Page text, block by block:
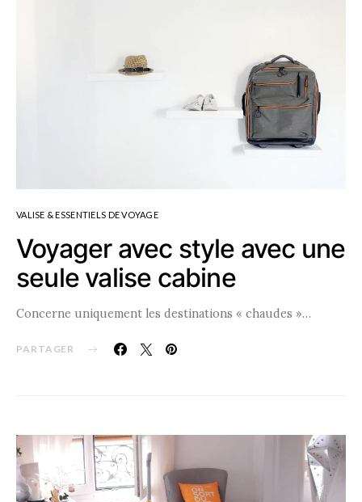
VALISE & ESSENTIELS DE VOYAGE
Voyager avec style avec une
seule valise cabine
Concerne uniquement les destinations « chaudes »…
PARTAGER